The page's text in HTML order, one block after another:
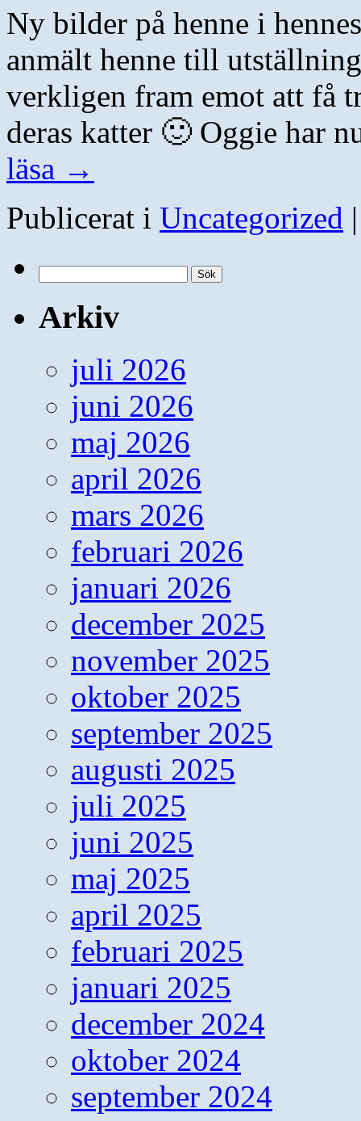
Ny bilder på henne i
anmält henne till
verkligen fram emot att få
deras katter 🙂 Oggie har
läsa →
Publicerat i Uncategorized |
efter:
Arkiv
juli 2026
juni 2026
maj 2026
april 2026
mars 2026
februari 2026
januari 2026
december 2025
november 2025
oktober 2025
september 2025
augusti 2025
juli 2025
juni 2025
maj 2025
april 2025
februari 2025
januari 2025
december 2024
oktober 2024
september 2024